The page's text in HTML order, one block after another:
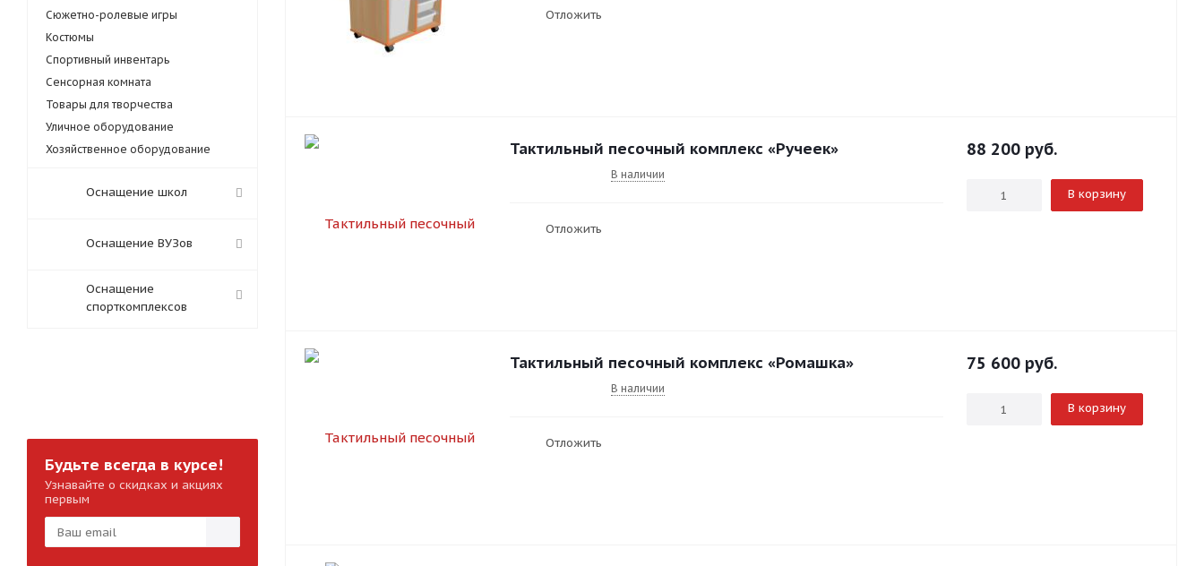
Отложить
Тактильный песочный комплекс «Ручеек»
В наличии
Отложить
88 200 руб.
В корзину
Тактильный песочный комплекс «Ромашка»
В наличии
Отложить
75 600 руб.
В корзину
Сюжетно-ролевые игры
Костюмы
Спортивный инвентарь
Сенсорная комната
Товары для творчества
Уличное оборудование
Хозяйственное оборудование
Оснащение школ
Оснащение ВУЗов
Оснащение
спорткомплексов
Будьте всегда в курсе!
Узнавайте о скидках и акциях
первым